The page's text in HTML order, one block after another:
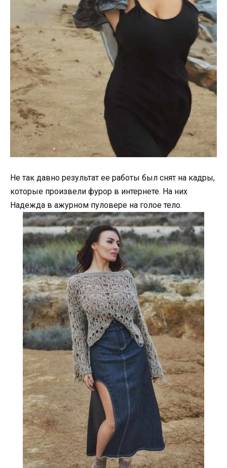
Не так давно результат ее работы был снят на кадры,
которые произвели фурор в интернете. На них
Надежда в ажурном пуловере на голое тело.